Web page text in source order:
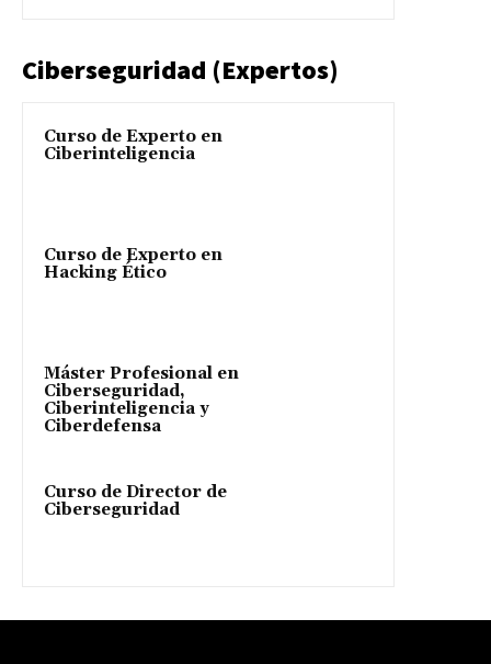
Ciberseguridad (Expertos)
Curso de Experto en
Ciberinteligencia
Curso de Experto en
Hacking Ético
Máster Profesional en
Ciberseguridad,
Ciberinteligencia y
Ciberdefensa
Curso de Director de
Ciberseguridad